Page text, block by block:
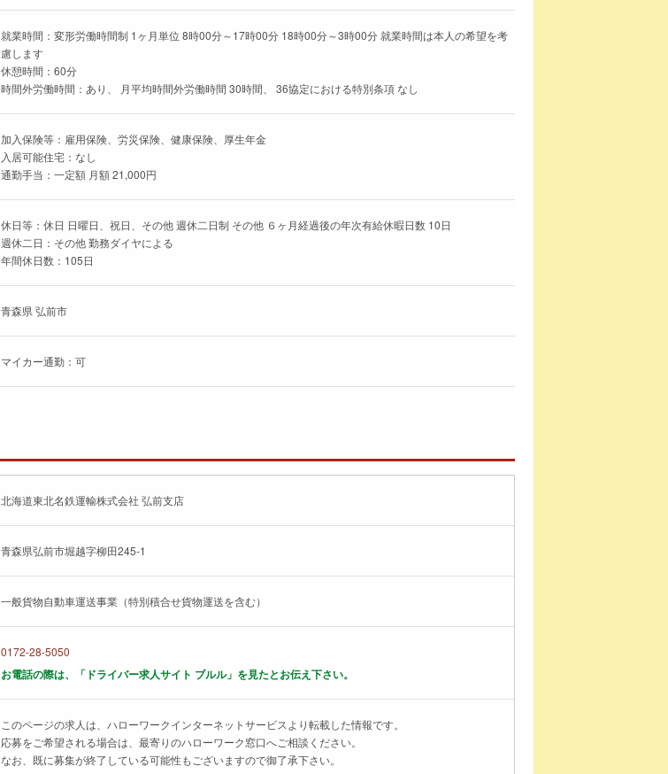
就業時間：変形労働時間制 1ヶ月単位 8時00分～17時00分 18時00分～3時00分 就業時間は本人の希望を考
慮します
休憩時間：60分
時間外労働時間：あり、 月平均時間外労働時間 30時間、 36協定における特別条項 なし
加入保険等：雇用保険、労災保険、健康保険、厚生年金
入居可能住宅：なし
通勤手当：一定額 月額 21,000円
休日等：休日 日曜日、祝日、その他 週休二日制 その他 ６ヶ月経過後の年次有給休暇日数 10日
週休二日：その他 勤務ダイヤによる
年間休日数：105日
青森県 弘前市
マイカー通勤：可
北海道東北名鉄運輸株式会社 弘前支店
青森県弘前市堀越字柳田245-1
一般貨物自動車運送事業（特別積合せ貨物運送を含む）
0172-28-5050
お電話の際は、「ドライバー求人サイト ブルル」を見たとお伝え下さい。
このページの求人は、ハローワークインターネットサービスより転載した情報です。
応募をご希望される場合は、最寄りのハローワーク窓口へご相談ください。
なお、既に募集が終了している可能性もございますので御了承下さい。